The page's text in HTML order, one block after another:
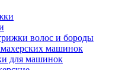
волос и бороды
машинок
для машинок